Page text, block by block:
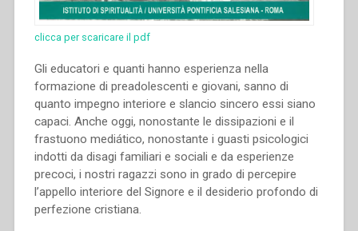
clicca per scaricare il pdf
Gli educatori e quanti hanno esperienza nella
formazione di preadolescenti e giovani, sanno di
quanto impegno interiore e slancio sincero essi siano
capaci. Anche oggi, nonostante le dissipazioni e il
frastuono mediático, nonostante i guasti psicologici
indotti da disagi familiari e sociali e da esperienze
precoci, i nostri ragazzi sono in grado di percepire
l’appello interiore del Signore e il desiderio profondo di
perfezione cristiana.